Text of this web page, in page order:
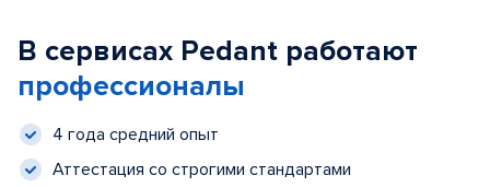
В сервисах Pedant работают
профессионалы
4 года средний опыт
Аттестация со строгими стандартами